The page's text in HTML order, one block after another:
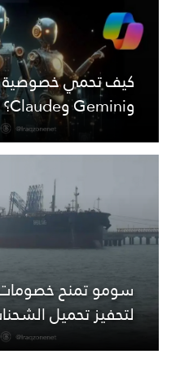
وGemini وClaude؟ نصائح مهمة
سومو تمنح خصومات
لتحفيز تحميل